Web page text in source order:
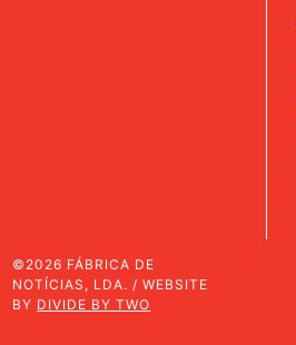
©2026 FÁBRICA DE
NOTÍCIAS, LDA. / WEBSITE
BY DIVIDE BY TWO